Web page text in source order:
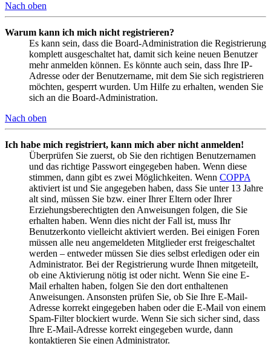
Nach oben
Warum kann ich mich nicht registrieren?
Es kann sein, dass die Board-Administration die Registrierung
komplett ausgeschaltet hat, damit sich keine neuen Benutzer
mehr anmelden können. Es könnte auch sein, dass Ihre IP-
Adresse oder der Benutzername, mit dem Sie sich registrieren
möchten, gesperrt wurden. Um Hilfe zu erhalten, wenden Sie
sich an die Board-Administration.
Nach oben
Ich habe mich registriert, kann mich aber nicht anmelden!
Überprüfen Sie zuerst, ob Sie den richtigen Benutzernamen
und das richtige Passwort eingegeben haben. Wenn diese
stimmen, dann gibt es zwei Möglichkeiten. Wenn COPPA
aktiviert ist und Sie angegeben haben, dass Sie unter 13 Jahre
alt sind, müssen Sie bzw. einer Ihrer Eltern oder Ihrer
Erziehungsberechtigten den Anweisungen folgen, die Sie
erhalten haben. Wenn dies nicht der Fall ist, muss Ihr
Benutzerkonto vielleicht aktiviert werden. Bei einigen Foren
müssen alle neu angemeldeten Mitglieder erst freigeschaltet
werden – entweder müssen Sie dies selbst erledigen oder ein
Administrator. Bei der Registrierung wurde Ihnen mitgeteilt,
ob eine Aktivierung nötig ist oder nicht. Wenn Sie eine E-
Mail erhalten haben, folgen Sie den dort enthaltenen
Anweisungen. Ansonsten prüfen Sie, ob Sie Ihre E-Mail-
Adresse korrekt eingegeben haben oder die E-Mail von einem
Spam-Filter blockiert wurde. Wenn Sie sich sicher sind, dass
Ihre E-Mail-Adresse korrekt eingegeben wurde, dann
kontaktieren Sie einen Administrator.